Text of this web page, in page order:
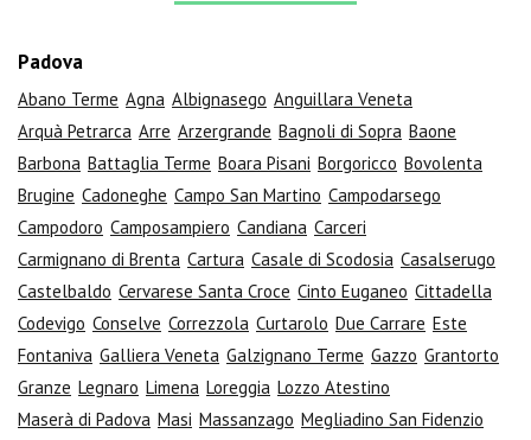
Padova
Abano Terme Agna Albignasego Anguillara Veneta
Arquà Petrarca Arre Arzergrande Bagnoli di Sopra Baone
Barbona Battaglia Terme Boara Pisani Borgoricco Bovolenta
Brugine Cadoneghe Campo San Martino Campodarsego
Campodoro Camposampiero Candiana Carceri
Carmignano di Brenta Cartura Casale di Scodosia Casalserugo
Castelbaldo Cervarese Santa Croce Cinto Euganeo Cittadella
Codevigo Conselve Correzzola Curtarolo Due Carrare Este
Fontaniva Galliera Veneta Galzignano Terme Gazzo Grantorto
Granze Legnaro Limena Loreggia Lozzo Atestino
Maserà di Padova Masi Massanzago Megliadino San Fidenzio